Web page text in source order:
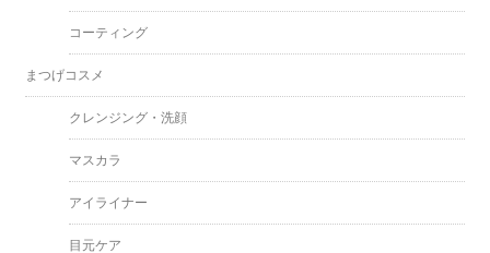
コーティング
まつげコスメ
クレンジング・洗顔
マスカラ
アイライナー
目元ケア